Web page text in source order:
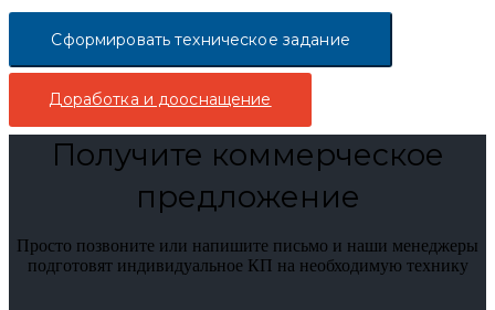
Сформировать техническое задание
Доработка и дооснащение
Получите коммерческое
предложение
Просто позвоните или напишите письмо и наши менеджеры
подготовят индивидуальное КП на необходимую технику